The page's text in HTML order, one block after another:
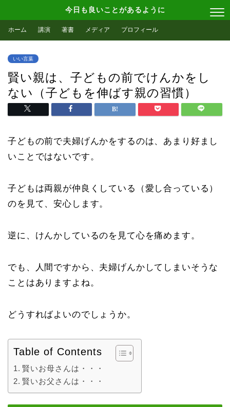
今日も良いことがあるように
ホーム 講演 著書 メディア プロフィール
いい言葉
賢い親は、子どもの前でけんかをし
ない（子どもを伸ばす親の習慣）
子どもの前で夫婦げんかをするのは、あまり好まし
いことではないです。
子どもは両親が仲良くしている（愛し合っている）
のを見て、安心します。
逆に、けんかしているのを見て心を痛めます。
でも、人間ですから、夫婦げんかしてしまいそうな
ことはありますよね。
どうすればよいのでしょうか。
Table of Contents
賢いお母さんは・・・
賢いお父さんは・・・